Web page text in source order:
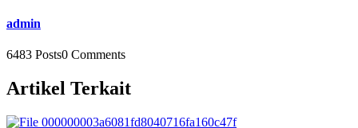
admin
6483 Posts0 Comments
Artikel Terkait